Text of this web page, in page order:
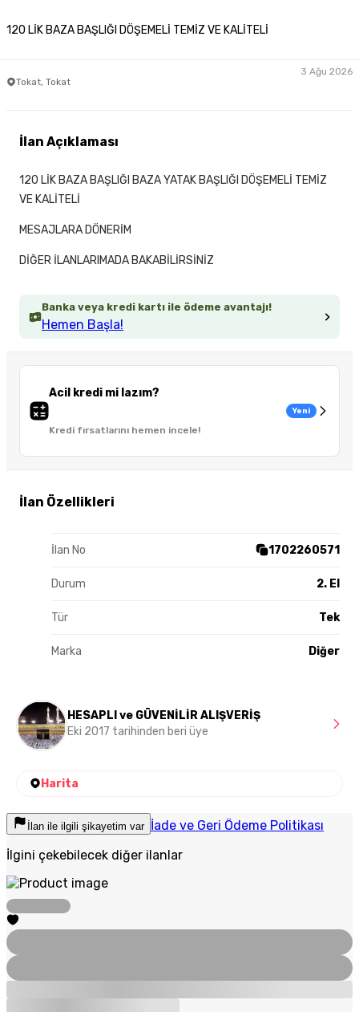
120 LİK BAZA BAŞLIĞI DÖŞEMELİ TEMİZ VE KALİTELİ
Tokat, Tokat
3 Ağu 2026
Banka veya kredi kartı ile ödeme avantajı!
Hemen Başla!
Acil kredi mi lazım?
Kredi fırsatlarını hemen incele!
Yeni
İlan Özellikleri
İlan No 1702260571
Durum 2. El
Tür Tek
Marka Diğer
İlan Açıklaması
120 LİK BAZA BAŞLIĞI BAZA YATAK BAŞLIĞI DÖŞEMELİ TEMİZ
VE KALİTELİ
MESAJLARA DÖNERİM
DİĞER İLANLARIMADA BAKABİLİRSİNİZ
HESAPLI ve GÜVENİLİR ALIŞVERİŞ
Eki 2017 tarihinden beri üye
Harita
İlan ile ilgili şikayetim var İade ve Geri Ödeme Politikası
İlgini çekebilecek diğer ilanlar